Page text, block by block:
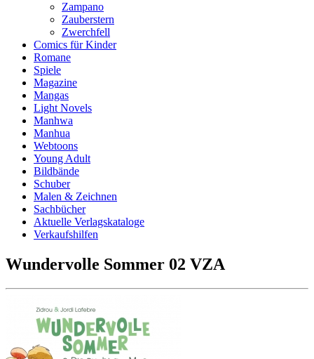
Zampano
Zauberstern
Zwerchfell
Comics für Kinder
Romane
Spiele
Magazine
Mangas
Light Novels
Manhwa
Manhua
Webtoons
Young Adult
Bildbände
Schuber
Malen & Zeichnen
Sachbücher
Aktuelle Verlagskataloge
Verkaufshilfen
Wundervolle Sommer 02 VZA